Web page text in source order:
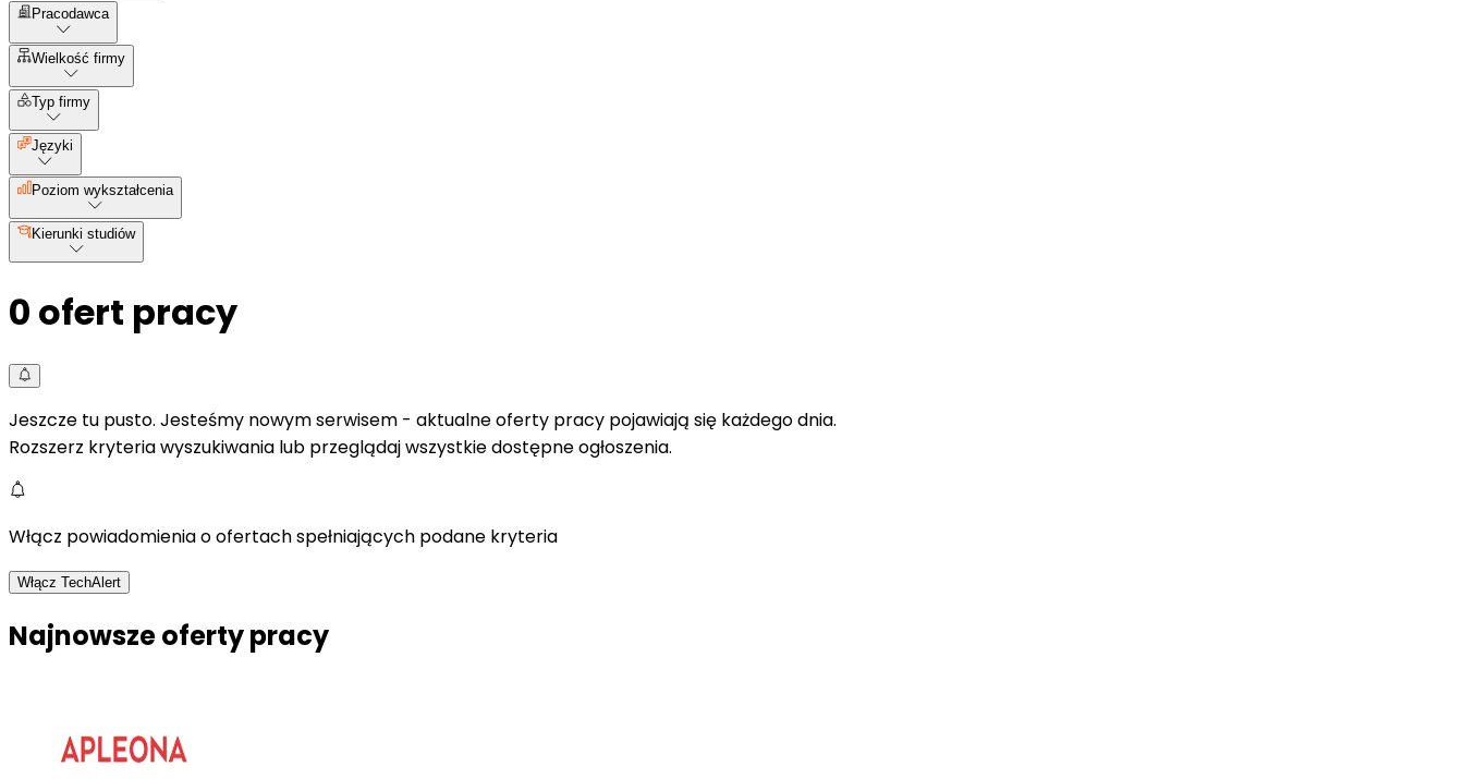
Pracodawca
Wielkość firmy
Typ firmy
Języki
Poziom wykształcenia
Kierunki studiów
0 ofert pracy
Jeszcze tu pusto. Jesteśmy nowym serwisem - aktualne oferty pracy pojawiają się każdego dnia.
Rozszerz kryteria wyszukiwania lub przeglądaj wszystkie dostępne ogłoszenia.
Włącz powiadomienia o ofertach spełniających podane kryteria
Włącz TechAlert
Najnowsze oferty pracy